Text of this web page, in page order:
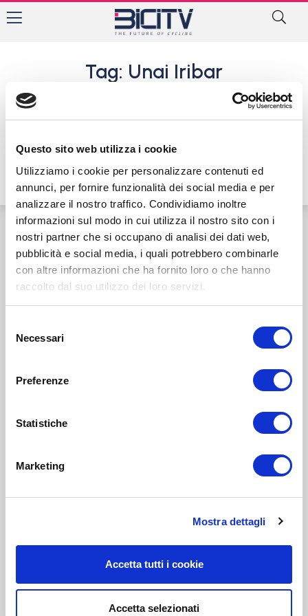
Questo sito web utilizza i cookie
Utilizziamo i cookie per personalizzare contenuti ed
annunci, per fornire funzionalità dei social media e per
analizzare il nostro traffico. Condividiamo inoltre
informazioni sul modo in cui utilizza il nostro sito con i
nostri partner che si occupano di analisi dei dati web,
pubblicità e social media, i quali potrebbero combinarle
con altre informazioni che ha fornito loro o che hanno
raccolto dal suo utilizzo dei loro servizi.
delNecessari
Preferenze
Statistiche
Marketing
Mostra dettagli
Accetta tutti i cookie
Accetta selezionati
Tag: Unai Iribar
Max Poole conquista il Tour
de Langkawi. Ultima tappa a
6 Ottobre 2024